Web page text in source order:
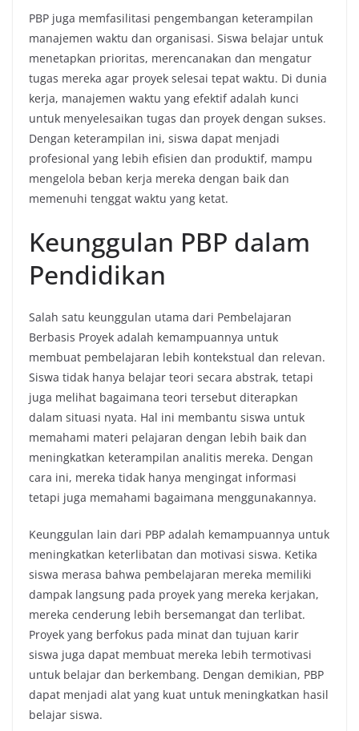
PBP juga memfasilitasi pengembangan keterampilan
manajemen waktu dan organisasi. Siswa belajar untuk
menetapkan prioritas, merencanakan dan mengatur
tugas mereka agar proyek selesai tepat waktu. Di dunia
kerja, manajemen waktu yang efektif adalah kunci
untuk menyelesaikan tugas dan proyek dengan sukses.
Dengan keterampilan ini, siswa dapat menjadi
profesional yang lebih efisien dan produktif, mampu
mengelola beban kerja mereka dengan baik dan
memenuhi tenggat waktu yang ketat.
Keunggulan PBP dalam
Pendidikan
Salah satu keunggulan utama dari Pembelajaran
Berbasis Proyek adalah kemampuannya untuk
membuat pembelajaran lebih kontekstual dan relevan.
Siswa tidak hanya belajar teori secara abstrak, tetapi
juga melihat bagaimana teori tersebut diterapkan
dalam situasi nyata. Hal ini membantu siswa untuk
memahami materi pelajaran dengan lebih baik dan
meningkatkan keterampilan analitis mereka. Dengan
cara ini, mereka tidak hanya mengingat informasi
tetapi juga memahami bagaimana menggunakannya.
Keunggulan lain dari PBP adalah kemampuannya untuk
meningkatkan keterlibatan dan motivasi siswa. Ketika
siswa merasa bahwa pembelajaran mereka memiliki
dampak langsung pada proyek yang mereka kerjakan,
mereka cenderung lebih bersemangat dan terlibat.
Proyek yang berfokus pada minat dan tujuan karir
siswa juga dapat membuat mereka lebih termotivasi
untuk belajar dan berkembang. Dengan demikian, PBP
dapat menjadi alat yang kuat untuk meningkatkan hasil
belajar siswa.